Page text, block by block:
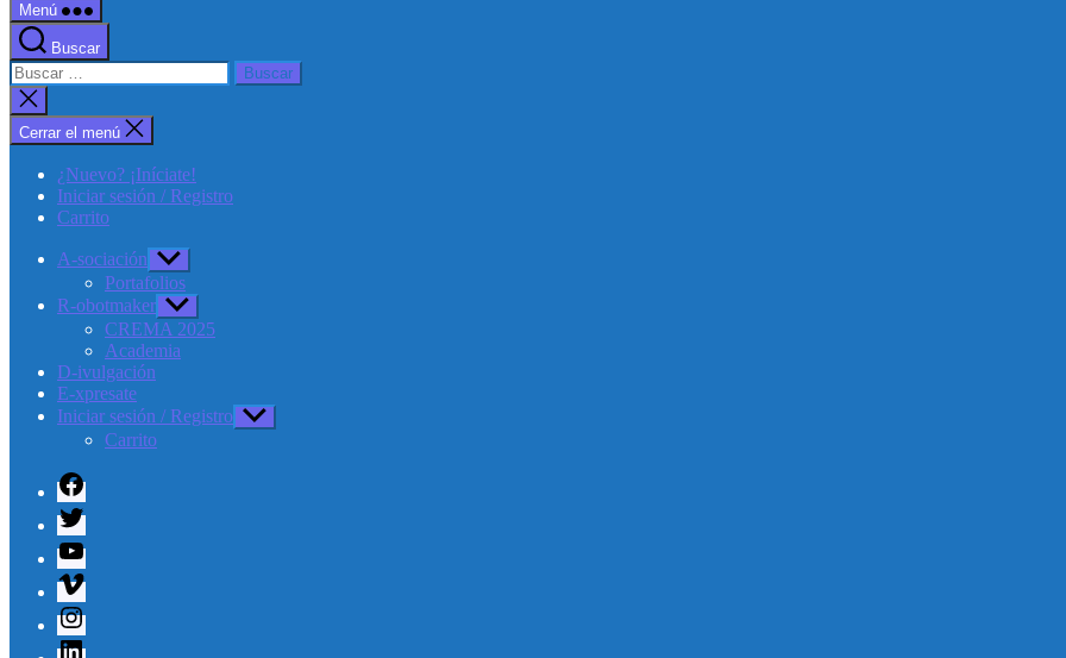
Menú
Buscar
Buscar:
Cerrar
la
búsqueda
Cerrar el menú
¿Nuevo? ¡Iníciate!
Iniciar sesión / Registro
Carrito
A-sociación Mostrar
el
submenú
Portafolios
R-obotmaker Mostrar
el
submenú
CREMA 2025
Academia
D-ivulgación
E-xpresate
Iniciar sesión / Registro Mostrar
el
Carrito
Facebook
Twitter
Youtube
Vimeo
Instagram
Linkedin